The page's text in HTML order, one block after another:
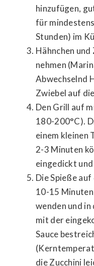
hinzufügen,
für
Stunden) im
Hähnchen
nehmen
Abwechselnd
Zwiebel auf
Den Grill auf
180-200°C).
einem kleinen
2-3 Minuten
eingedickt
Die Spieße
10-15
wenden und
mit der
Sauce
die Zucchini